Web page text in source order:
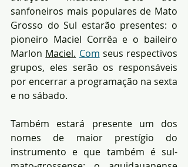
sanfoneiros mais populares de Mato
Grosso do Sul estarão presentes: o
pioneiro Maciel Corrêa e o baileiro
Marlon Maciel. Com seus respectivos
grupos, eles serão os responsáveis
por encerrar a programação na sexta
e no sábado.
Também estará presente um dos
nomes de maior prestígio do
instrumento e que também é sul-